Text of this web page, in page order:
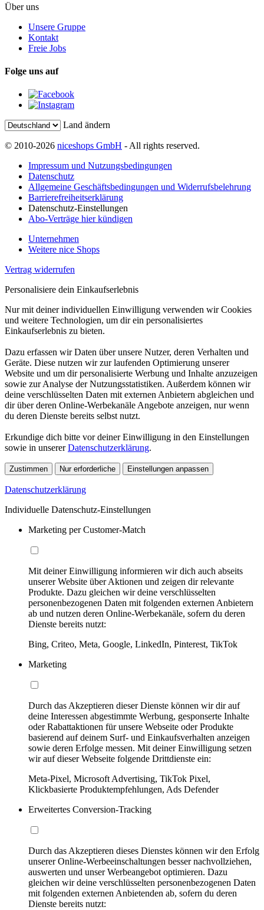
Über uns
Unsere Gruppe
Kontakt
Freie Jobs
Folge uns auf
Land ändern
© 2010-2026 niceshops GmbH - All rights reserved.
Impressum und Nutzungsbedingungen
Datenschutz
Allgemeine Geschäftsbedingungen und Widerrufsbelehrung
Barrierefreiheitserklärung
Datenschutz-Einstellungen
Abo-Verträge hier kündigen
Unternehmen
Weitere nice Shops
Vertrag widerrufen
Personalisiere dein Einkaufserlebnis
Nur mit deiner individuellen Einwilligung verwenden wir Cookies
und weitere Technologien, um dir ein personalisiertes
Einkaufserlebnis zu bieten.
Dazu erfassen wir Daten über unsere Nutzer, deren Verhalten und
Geräte. Diese nutzen wir zur laufenden Optimierung unserer
Website und um dir personalisierte Werbung und Inhalte anzuzeigen
sowie zur Analyse der Nutzungsstatistiken. Außerdem können wir
deine verschlüsselten Daten mit externen Anbietern abgleichen und
dir über deren Online-Werbekanäle Angebote anzeigen, nur wenn
du deren Dienste bereits selbst nutzt.
Erkundige dich bitte vor deiner Einwilligung in den Einstellungen
sowie in unsererDatenschutzerklärung.
Zustimmen Nur erforderliche Einstellungen anpassen
Datenschutzerklärung
Individuelle Datenschutz-Einstellungen
Marketing per Customer-Match
Mit deiner Einwilligung informieren wir dich auch abseits
unserer Website über Aktionen und zeigen dir relevante
Produkte. Dazu gleichen wir deine verschlüsselten
personenbezogenen Daten mit folgenden externen Anbietern
ab und nutzen deren Online-Werbekanäle, sofern du deren
Dienste bereits nutzt:
Bing, Criteo, Meta, Google, LinkedIn, Pinterest, TikTok
Marketing
Durch das Akzeptieren dieser Dienste können wir dir auf
deine Interessen abgestimmte Werbung, gesponserte Inhalte
oder Rabattaktionen für unsere Webseite oder Produkte
basierend auf deinem Surf- und Einkaufsverhalten anzeigen
sowie deren Erfolge messen. Mit deiner Einwilligung setzen
wir auf dieser Webseite folgende Drittdienste ein:
Meta-Pixel, Microsoft Advertising, TikTok Pixel,
Klickbasierte Produktempfehlungen, Ads Defender
Erweitertes Conversion-Tracking
Durch das Akzeptieren dieses Dienstes können wir den Erfolg
unserer Online-Werbeeinschaltungen besser nachvollziehen,
auswerten und unser Werbeangebot optimieren. Dazu
gleichen wir deine verschlüsselten personenbezogenen Daten
mit folgenden externen Anbietenden ab, sofern du deren
Dienste bereits nutzt: